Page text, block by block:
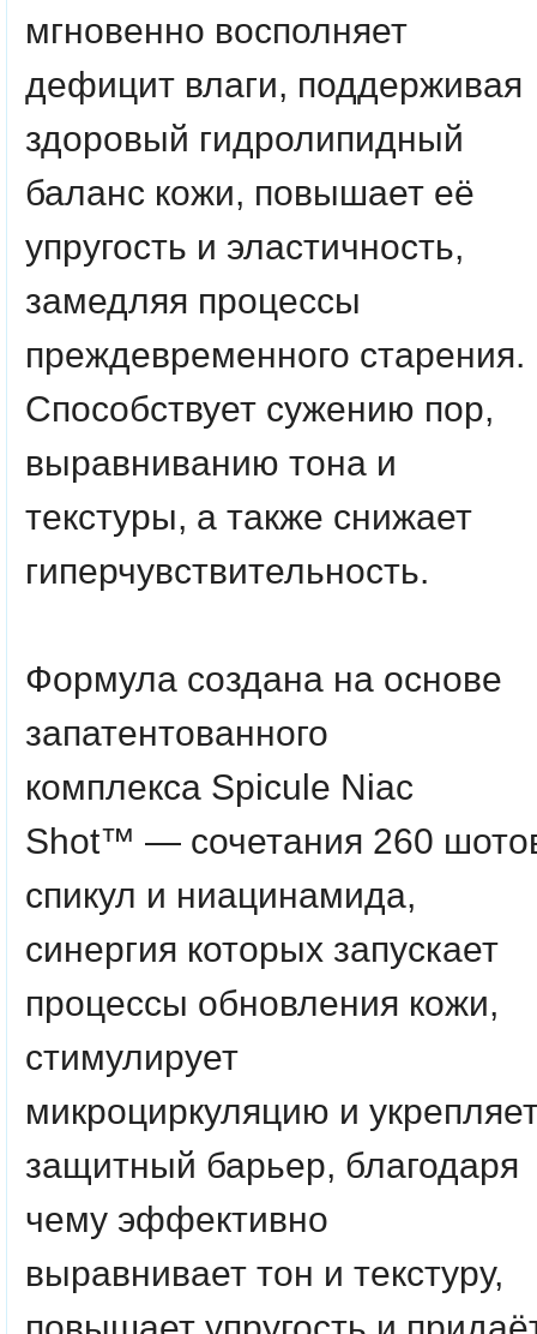
мгновенно восполняет
дефицит влаги, поддерживая
здоровый гидролипидный
баланс кожи, повышает её
упругость и эластичность,
замедляя процессы
преждевременного старения.
Способствует сужению пор,
выравниванию тона и
текстуры, а также снижает
гиперчувствительность.
Формула создана на основе
запатентованного
комплекса Spicule Niac
Shot™ — сочетания 260
спикул и ниацинамида,
синергия которых запускает
процессы обновления кожи,
стимулирует
микроциркуляцию и
защитный барьер, благодаря
чему эффективно
выравнивает тон и текстуру,